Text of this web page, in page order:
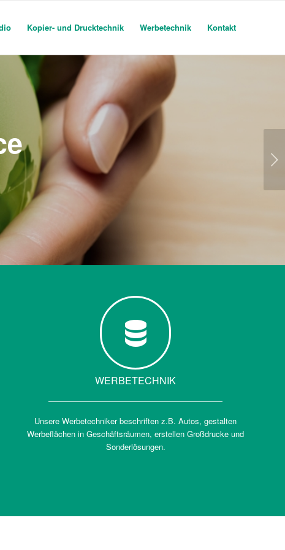
Kopier- und Drucktechnik Werbetechnik Kontakt
WERBETECHNIK
Unsere Werbetechniker beschriften z.B. Autos, gestalten
Werbeflächen in Geschäftsräumen, erstellen Großdrucke und
Sonderlösungen.